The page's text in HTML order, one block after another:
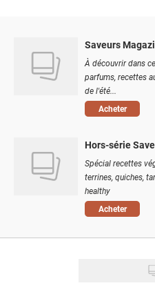
Saveurs
À découvrir dans
parfums, recettes
de l'été...
Acheter
Hors-série
Spécial recettes
terrines, quiches,
healthy
Acheter